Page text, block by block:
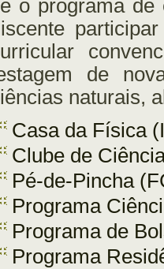
o programa de
de
naturais,
Casa da Física
Clube de
Pé-de-Pincha
Programa
Programa de
Programa